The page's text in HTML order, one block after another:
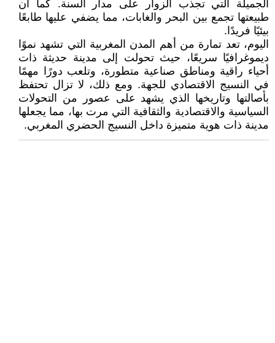
الجميلة التي تجذب الزوار على مدار السنة. كما أن
طبيعتها تجمع بين البحر والغابات، مما يضفي عليها طابعًا
بيئيًا فريدًا.
اليوم، تعد تمارة من أهم المدن المغربية التي تشهد نموًا
ديموغرافيًا سريعًا، حيث تحولت إلى مدينة حديثة ذات
أحياء راقية ومناطق صناعية متطورة، وتلعب دورًا مهمًا
في النسيج الاقتصادي للجهة. ومع ذلك، لا تزال تحتفظ
بأصالتها وتاريخها الذي يشهد على عصور من التحولات
السياسية والاقتصادية والثقافية التي مرت بها، مما يجعلها
مدينة ذات هوية متميزة داخل النسيج الحضري المغربي.